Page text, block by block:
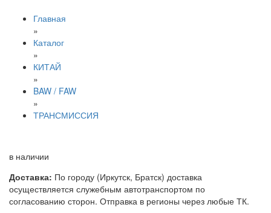
Главная
»
Каталог
»
КИТАЙ
»
BAW / FAW
»
ТРАНСМИССИЯ
в наличии
Доставка: По городу (Иркутск, Братск) доставка
осуществляется служебным автотранспортом по
согласованию сторон. Отправка в регионы через любые ТК.